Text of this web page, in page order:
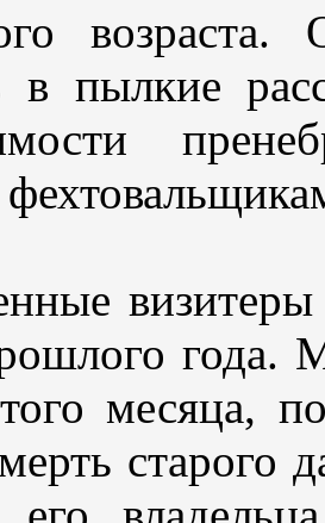
в пылкие
года.
месяца,
старого